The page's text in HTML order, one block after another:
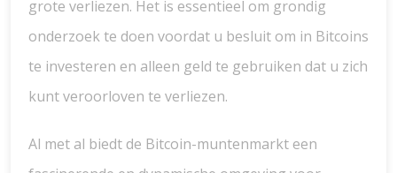
grote verliezen. Het is essentieel om grondig
onderzoek te doen voordat u besluit om in Bitcoins
te investeren en alleen geld te gebruiken dat u zich
kunt veroorloven te verliezen.
Al met al biedt de Bitcoin-muntenmarkt een